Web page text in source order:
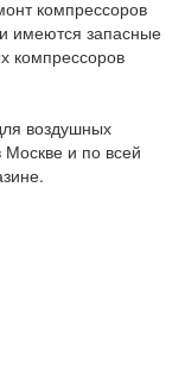
компрессоров
имеются запасные
компрессоров
воздушных
и по всей